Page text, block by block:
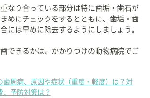
なり合っている部分は特に歯垢・歯石が
めにチェックをするとともに、歯垢・歯
には早めに除去するようにしましょう。
できるかは、かかりつけの動物病院でご
歯周病、原因や症状（重度・軽度）は？対
、予防対策は？